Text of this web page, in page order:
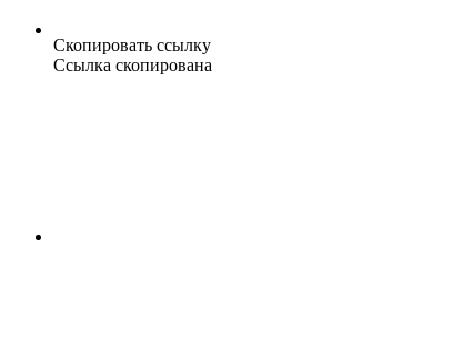
Скопировать ссылку
Ссылка скопирована